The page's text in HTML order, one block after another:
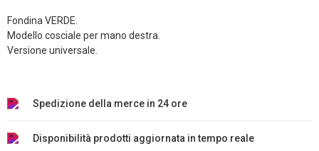
Fondina VERDE.
Modello cosciale per mano destra.
Versione universale.
Spedizione della merce in 24 ore
Disponibilità prodotti aggiornata in tempo reale